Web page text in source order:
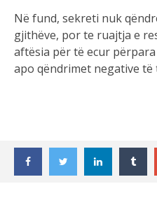
Në fund, sekreti nuk
gjithëve, por te ruajtja e
aftësia për të ecur
apo qëndrimet negative të